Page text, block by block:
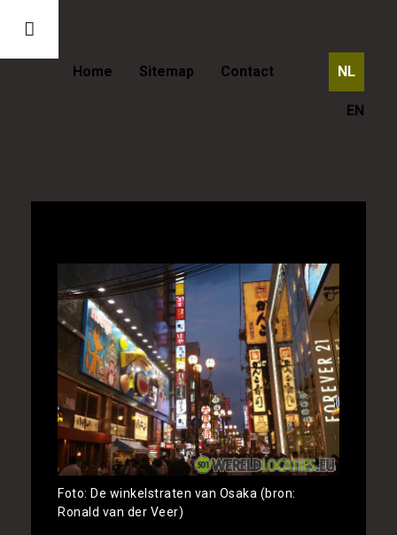
Home Sitemap Contact NL
EN
Foto: De winkelstraten van Osaka (bron:
Ronald van der Veer)